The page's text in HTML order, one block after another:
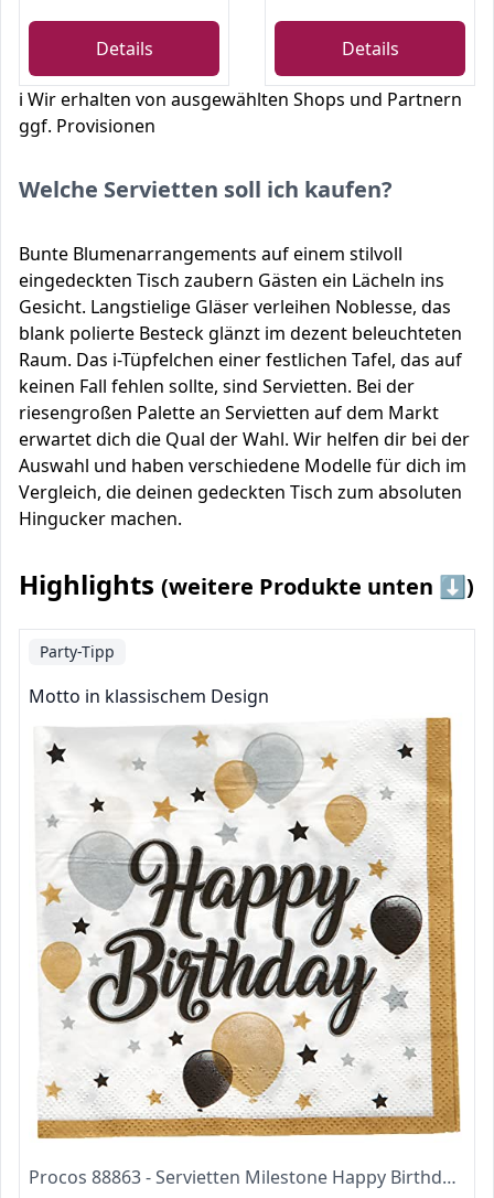
Details Details
ℹ️ Wir erhalten von ausgewählten Shops und Partnern
ggf. Provisionen
Welche Servietten soll ich kaufen?
Bunte Blumenarrangements auf einem stilvoll
eingedeckten Tisch zaubern Gästen ein Lächeln ins
Gesicht. Langstielige Gläser verleihen Noblesse, das
blank polierte Besteck glänzt im dezent beleuchteten
Raum. Das i-Tüpfelchen einer festlichen Tafel, das auf
keinen Fall fehlen sollte, sind Servietten. Bei der
riesengroßen Palette an Servietten auf dem Markt
erwartet dich die Qual der Wahl. Wir helfen dir bei der
Auswahl und haben verschiedene Modelle für dich im
Vergleich, die deinen gedeckten Tisch zum absoluten
Hingucker machen.
Highlights (weitere Produkte unten ⬇️)
Party-Tipp
Motto in klassischem Design
Procos 88863 - Servietten Milestone Happy Birthday, 20 Stück, Papierservietten mit Motiv, Tischdekoration